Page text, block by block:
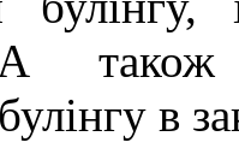
А
в